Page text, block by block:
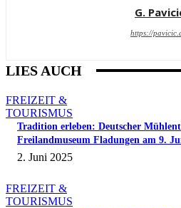
G.
https://
LIES AUCH
FREIZEIT &
TOURISMUS
Tradition erleben: Deutscher
Freilandmuseum Fladungen am 9.
2. Juni 2025
FREIZEIT &
TOURISMUS